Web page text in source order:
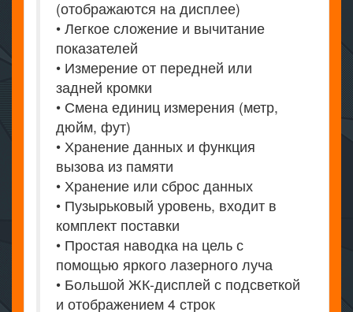
(отображаются на дисплее)
• Легкое сложение и вычитание
показателей
• Измерение от передней или
задней кромки
• Смена единиц измерения (метр,
дюйм, фут)
• Хранение данных и функция
вызова из памяти
• Хранение или сброс данных
• Пузырьковый уровень, входит в
комплект поставки
• Простая наводка на цель с
помощью яркого лазерного луча
• Большой ЖК-дисплей с подсветкой
и отображением 4 строк